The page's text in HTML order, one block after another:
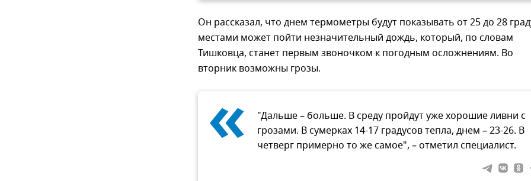
Он рассказал, что днем термометры будут показывать от 25 до 28
местами может пойти незначительный дождь, который, по словам
Тишковца, станет первым звоночком к погодным осложнениям. Во
вторник возможны грозы.
«
"Дальше – больше. В среду пройдут уже хорошие ливни с
грозами. В сумерках 14-17 градусов тепла, днем – 23-26. В
четверг примерно то же самое", – отметил специалист.